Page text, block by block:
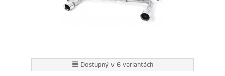
Dostupný v 6 variantách